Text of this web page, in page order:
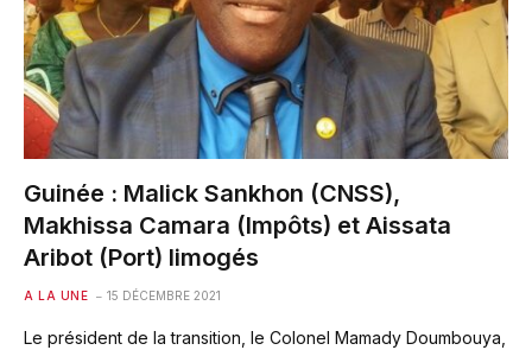
Guinée : Malick Sankhon (CNSS),
Makhissa Camara (Impôts) et Aissata
Aribot (Port) limogés
A LA UNE 15 DÉCEMBRE 2021
Le président de la transition, le Colonel Mamady Doumbouya,